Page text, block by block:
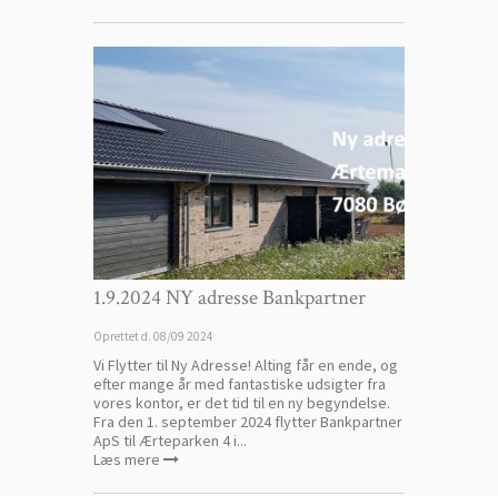
1.9.2024 NY adresse Bankpartner
Oprettet d. 08/09 2024
Vi Flytter til Ny Adresse! Alting får en ende, og
efter mange år med fantastiske udsigter fra
vores kontor, er det tid til en ny begyndelse.
Fra den 1. september 2024 flytter Bankpartner
ApS til Ærteparken 4 i...
Læs mere